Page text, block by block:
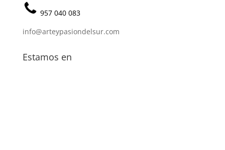
957 040 083
info@arteypasiondelsur.com
Estamos en